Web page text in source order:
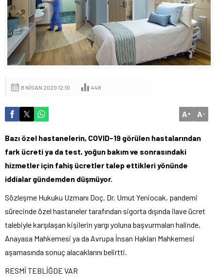
8 NISAN 2020 12:10 448
A+ A-
Bazı özel hastanelerin, COVID-19 görülen hastalarından
fark ücreti ya da test, yoğun bakım ve sonrasındaki
hizmetler için fahiş ücretler talep ettikleri yönünde
iddialar gündemden düşmüyor.
Sözleşme Hukuku Uzmanı Doç. Dr. Umut Yeniocak, pandemi
sürecinde özel hastaneler tarafından sigorta dışında ilave ücret
talebiyle karşılaşan kişilerin yargı yoluna başvurmaları halinde,
Anayasa Mahkemesi ya da Avrupa İnsan Hakları Mahkemesi
aşamasında sonuç alacaklarını belirtti.
RESMİ TEBLİĞDE VAR